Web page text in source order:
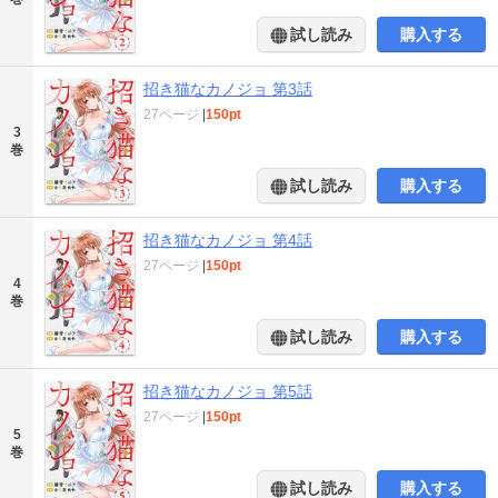
試し読み 購入する
3
巻
招き猫なカノジョ 第3話
27ページ |150pt
試し読み 購入する
4
巻
招き猫なカノジョ 第4話
27ページ |150pt
試し読み 購入する
5
巻
招き猫なカノジョ 第5話
27ページ |150pt
試し読み 購入する